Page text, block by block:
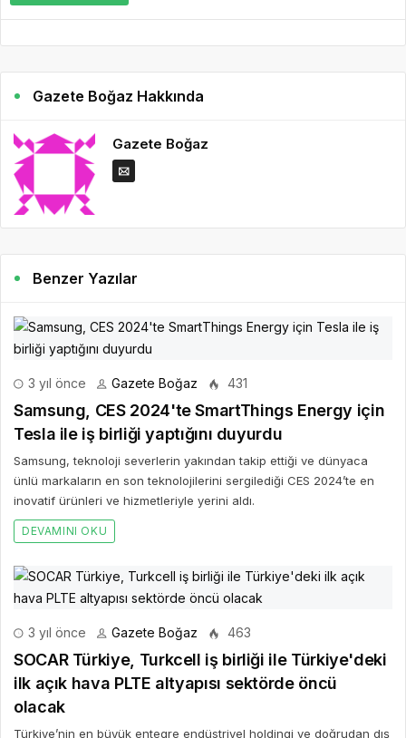
Gazete Boğaz Hakkında
Gazete Boğaz
Benzer Yazılar
3 yıl önce Gazete Boğaz 431
Samsung, CES 2024'te SmartThings Energy için
Tesla ile iş birliği yaptığını duyurdu
Samsung, teknoloji severlerin yakından takip ettiği ve dünyaca
ünlü markaların en son teknolojilerini sergilediği CES 2024’te en
inovatif ürünleri ve hizmetleriyle yerini aldı.
DEVAMINI OKU
3 yıl önce Gazete Boğaz 463
SOCAR Türkiye, Turkcell iş birliği ile Türkiye'deki
ilk açık hava PLTE altyapısı sektörde öncü
olacak
Türkiye’nin en büyük entegre endüstriyel holdingi ve doğrudan dış